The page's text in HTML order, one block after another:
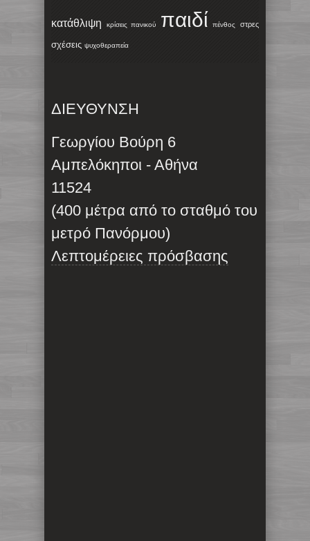
κατάθλιψη κρίσεις πανικού παιδί πένθος στρες
σχέσεις ψυχοθεραπεία
ΔΙΕΥΘΥΝΣΗ
Γεωργίου Βούρη 6
Αμπελόκηποι - Αθήνα
11524
(400 μέτρα από το σταθμό του
μετρό Πανόρμου)
Λεπτομέρειες πρόσβασης